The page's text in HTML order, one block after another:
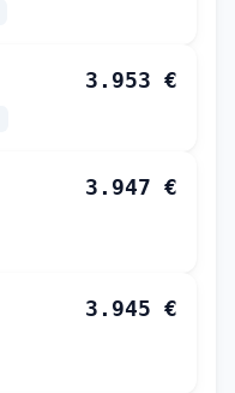
3.953 €
3.947 €
3.945 €